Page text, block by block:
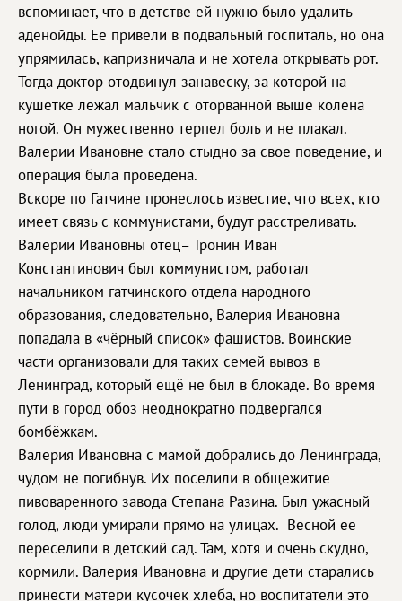
вспоминает, что в детстве ей нужно было удалить
аденойды. Ее привели в подвальный госпиталь, но она
упрямилась, капризничала и не хотела открывать рот.
Тогда доктор отодвинул занавеску, за которой на
кушетке лежал мальчик с оторванной выше колена
ногой. Он мужественно терпел боль и не плакал.
Валерии Ивановне стало стыдно за свое поведение, и
операция была проведена.
Вскоре по Гатчине пронеслось известие, что всех, кто
имеет связь с коммунистами, будут расстреливать.
Валерии Ивановны отец– Тронин Иван
Константинович был коммунистом, работал
начальником гатчинского отдела народного
образования, следовательно, Валерия Ивановна
попадала в «чёрный список» фашистов. Воинские
части организовали для таких семей вывоз в
Ленинград, который ещё не был в блокаде. Во время
пути в город обоз неоднократно подвергался
бомбёжкам.
Валерия Ивановна с мамой добрались до Ленинграда,
чудом не погибнув. Их поселили в общежитие
пивоваренного завода Степана Разина. Был ужасный
голод, люди умирали прямо на улицах. Весной ее
переселили в детский сад. Там, хотя и очень скудно,
кормили. Валерия Ивановна и другие дети старались
принести матери кусочек хлеба, но воспитатели это